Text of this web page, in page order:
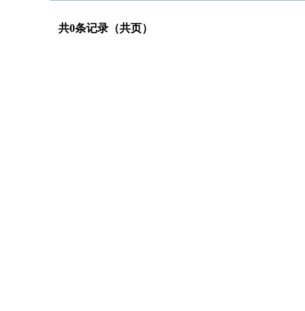
共0条记录（共页）